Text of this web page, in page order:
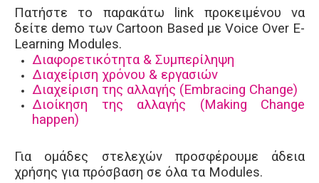
Πατήστε το παρακάτω link προκειμένου να
δείτε demo των Cartoon Based με Voice Over E-
Learning Modules.
Διαφορετικότητα & Συμπερίληψη
Διαχείριση χρόνου & εργασιών
Διαχείριση της αλλαγής (Embracing Change)
Διοίκηση της αλλαγής (Making Change
happen)
Για ομάδες στελεχών προσφέρουμε άδεια
χρήσης για πρόσβαση σε όλα τα Modules.